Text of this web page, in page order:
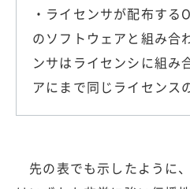
・ライセンサが配布する
のソフトウェアと組み合
ンサはライセンシに組み
アにまで同じライセンス
先の表でも示したように